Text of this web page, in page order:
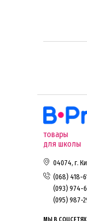
товары
для школы
04074, г.
(068) 418-
(093) 974-
(095) 987-
МЫ В